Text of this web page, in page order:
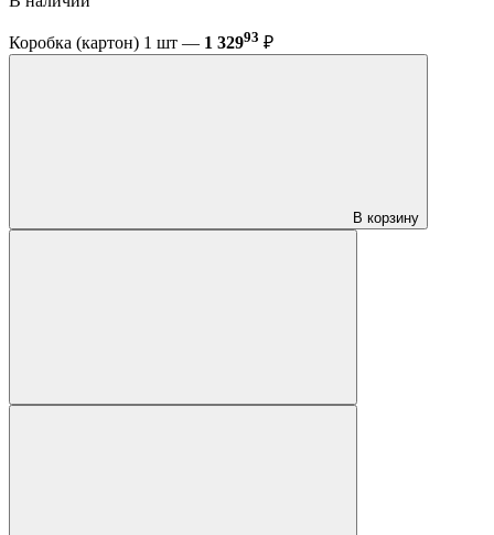
Коробка (картон) 1 шт — 1 32993 ₽
В корзину